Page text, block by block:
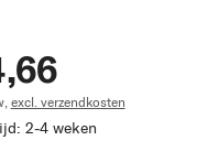
excl. verzendkosten
2-4 weken